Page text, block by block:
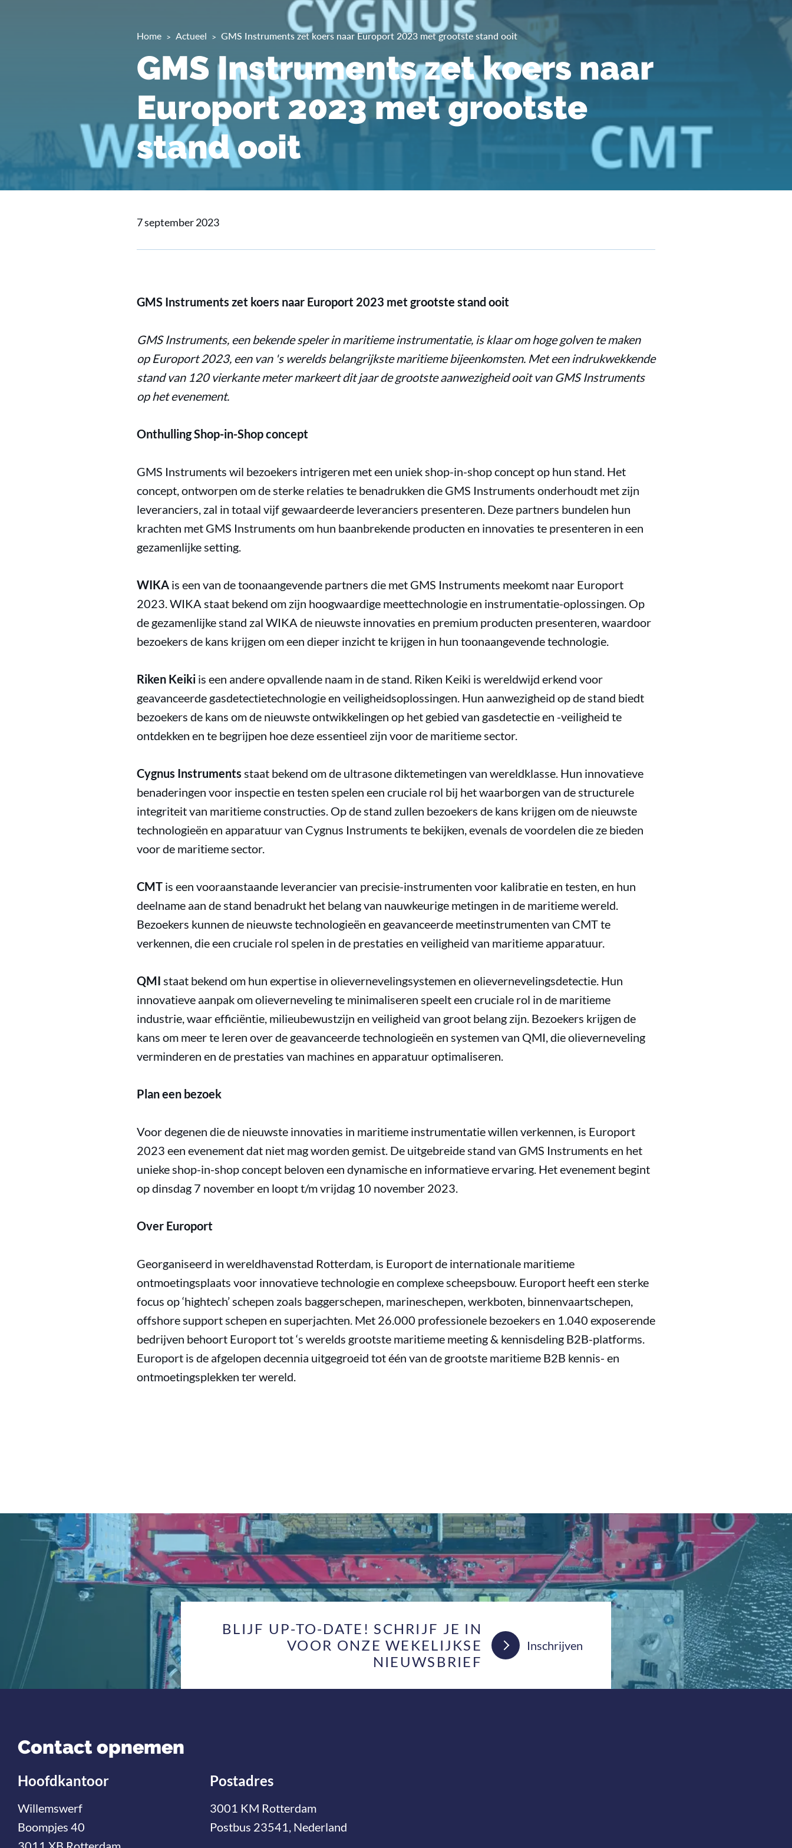
Home Actueel GMS Instruments zet koers naar Europort 2023 met grootste stand ooit
GMS Instruments zet koers naar
Europort 2023 met grootste
stand ooit
7 september 2023
GMS Instruments zet koers naar Europort 2023 met grootste stand ooit
GMS Instruments, een bekende speler in maritieme instrumentatie, is klaar om hoge golven te maken
op Europort 2023, een van 's werelds belangrijkste maritieme bijeenkomsten. Met een indrukwekkende
stand van 120 vierkante meter markeert dit jaar de grootste aanwezigheid ooit van GMS Instruments
op het evenement.
Onthulling Shop-in-Shop concept
GMS Instruments wil bezoekers intrigeren met een uniek shop-in-shop concept op hun stand. Het
concept, ontworpen om de sterke relaties te benadrukken die GMS Instruments onderhoudt met zijn
leveranciers, zal in totaal vijf gewaardeerde leveranciers presenteren. Deze partners bundelen hun
krachten met GMS Instruments om hun baanbrekende producten en innovaties te presenteren in een
gezamenlijke setting.
WIKA is een van de toonaangevende partners die met GMS Instruments meekomt naar Europort
2023. WIKA staat bekend om zijn hoogwaardige meettechnologie en instrumentatie-oplossingen. Op
de gezamenlijke stand zal WIKA de nieuwste innovaties en premium producten presenteren, waardoor
bezoekers de kans krijgen om een dieper inzicht te krijgen in hun toonaangevende technologie.
Riken Keiki is een andere opvallende naam in de stand. Riken Keiki is wereldwijd erkend voor
geavanceerde gasdetectietechnologie en veiligheidsoplossingen. Hun aanwezigheid op de stand biedt
bezoekers de kans om de nieuwste ontwikkelingen op het gebied van gasdetectie en -veiligheid te
ontdekken en te begrijpen hoe deze essentieel zijn voor de maritieme sector.
Cygnus Instruments staat bekend om de ultrasone diktemetingen van wereldklasse. Hun innovatieve
benaderingen voor inspectie en testen spelen een cruciale rol bij het waarborgen van de structurele
integriteit van maritieme constructies. Op de stand zullen bezoekers de kans krijgen om de nieuwste
technologieën en apparatuur van Cygnus Instruments te bekijken, evenals de voordelen die ze bieden
voor de maritieme sector.
CMT is een vooraanstaande leverancier van precisie-instrumenten voor kalibratie en testen, en hun
deelname aan de stand benadrukt het belang van nauwkeurige metingen in de maritieme wereld.
Bezoekers kunnen de nieuwste technologieën en geavanceerde meetinstrumenten van CMT te
verkennen, die een cruciale rol spelen in de prestaties en veiligheid van maritieme apparatuur.
QMI staat bekend om hun expertise in olievernevelingsystemen en olievernevelingsdetectie. Hun
innovatieve aanpak om olieverneveling te minimaliseren speelt een cruciale rol in de maritieme
industrie, waar efficiëntie, milieubewustzijn en veiligheid van groot belang zijn. Bezoekers krijgen de
kans om meer te leren over de geavanceerde technologieën en systemen van QMI, die olieverneveling
verminderen en de prestaties van machines en apparatuur optimaliseren.
Plan een bezoek
Voor degenen die de nieuwste innovaties in maritieme instrumentatie willen verkennen, is Europort
2023 een evenement dat niet mag worden gemist. De uitgebreide stand van GMS Instruments en het
unieke shop-in-shop concept beloven een dynamische en informatieve ervaring. Het evenement begint
op dinsdag 7 november en loopt t/m vrijdag 10 november 2023.
Over Europort
Georganiseerd in wereldhavenstad Rotterdam, is Europort de internationale maritieme
ontmoetingsplaats voor innovatieve technologie en complexe scheepsbouw. Europort heeft een sterke
focus op ‘hightech’ schepen zoals baggerschepen, marineschepen, werkboten, binnenvaartschepen,
offshore support schepen en superjachten. Met 26.000 professionele bezoekers en 1.040 exposerende
bedrijven behoort Europort tot ‘s werelds grootste maritieme meeting & kennisdeling B2B-platforms.
Europort is de afgelopen decennia uitgegroeid tot één van de grootste maritieme B2B kennis- en
ontmoetingsplekken ter wereld.
BLIJF UP-TO-DATE! SCHRIJF JE IN
VOOR ONZE WEKELIJKSE
NIEUWSBRIEF
Inschrijven
Contact opnemen
Hoofdkantoor
Willemswerf
Boompjes 40
Postadres
3001 KM Rotterdam
Postbus 23541, Nederland